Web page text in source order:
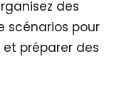
des
scénarios pour
préparer des